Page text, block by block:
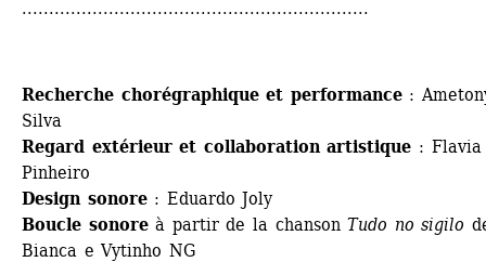
................................................................
Recherche chorégraphique et performance:
Silva
Regard extérieur et collaboration artistique : Flavia
Pinheiro
Design sonore: Eduardo Joly
Boucle sonore à partir de la chanson Tudo no sigilo
Bianca e Vytinho NG